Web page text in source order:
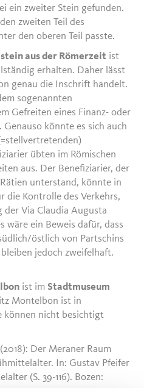
ein zweiter Stein gefunden.
zweiten Teil des
den oberen Teil passte.
aus der Römerzeit ist
erhalten. Daher lässt
genau die Inschrift handelt.
sogenannten
Gefreiten eines Finanz- oder
könnte es sich auch
übten im Römischen
aus. Der Benefiziarier, der
unterstand, könnte in
die Kontrolle des Verkehrs,
Via Claudia Augusta
wäre ein Beweis dafür, dass
östlich von Partschins
jedoch zweifelhaft.
ist imStadtmuseum
Montelbon ist in
können nicht besichtigt
Der Meraner Raum
In: Gustav Pfeifer
(S. 39-116). Bozen: